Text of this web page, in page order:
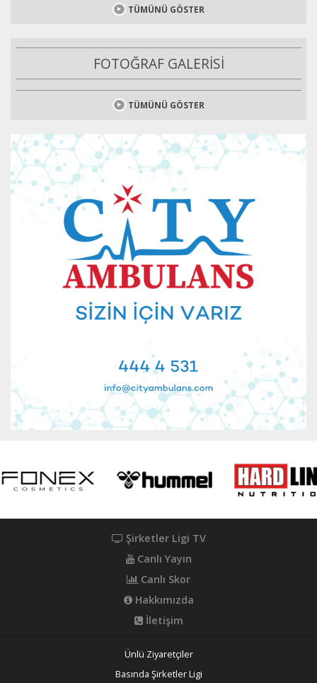
TÜMÜNÜ GÖSTER
FOTOĞRAF GALERİSİ
TÜMÜNÜ GÖSTER
Şirketler Ligi TV
Canlı Yayın
Canlı Skor
Hakkımızda
İletişim
Ünlü Ziyaretçiler
Basında Şirketler Ligi